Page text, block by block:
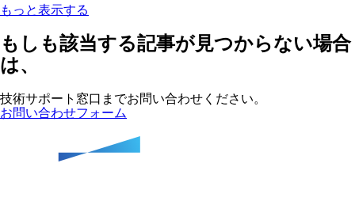
もっと表示する
もしも該当する記事が見つからない場合
は、
技術サポート窓口までお問い合わせください。
お問い合わせフォーム